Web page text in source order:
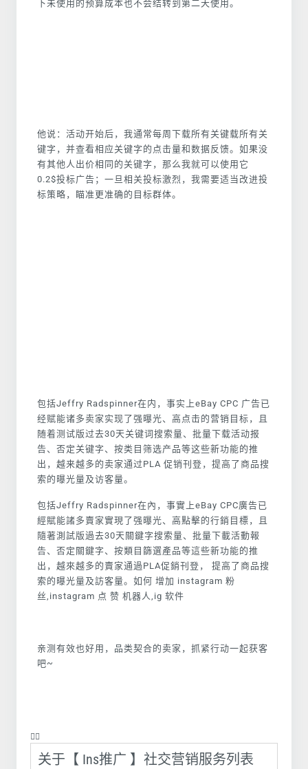
下未使用的预算成本也不会结转到第二天使用。
他说：活动开始后，我通常每周下载所有关键载所有关
键字，并查看相应关键字的点击量和数据反馈。如果没
有其他人出价相同的关键字，那么我就可以使用它
0.2$投标广告；一旦相关投标激烈，我需要适当改进投
标策略，瞄准更准确的目标群体。
包括Jeffry Radspinner在内，事实上eBay CPC 广告已
经赋能诸多卖家实现了强曝光、高点击的营销目标，且
随着测试版过去30天关键词搜索量、批量下载活动报
告、否定关键字、按类目筛选产品等这些新功能的推
出，越来越多的卖家通过PLA 促销刊登，提高了商品搜
索的曝光量及访客量。
包括Jeffry Radspinner在內，事實上eBay CPC廣告已
經賦能諸多賣家實現了强曝光、高點擊的行銷目標，且
隨著測試版過去30天關鍵字搜索量、批量下載活動報
告、否定關鍵字、按類目篩選產品等這些新功能的推
出，越來越多的賣家通過PLA促銷刊登， 提高了商品搜
索的曝光量及訪客量。如何 增加 instagram 粉
丝,instagram 点 赞 机器人,ig 软件
亲测有效也好用，品类契合的卖家，抓紧行动一起获客
吧~
❤️‍🔥
关于【 Ins推广 】社交营销服务列表